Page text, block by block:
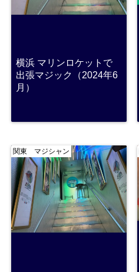
横浜 マリンロケットで
出張マジック（2024年6
月）
関東 マジシャン